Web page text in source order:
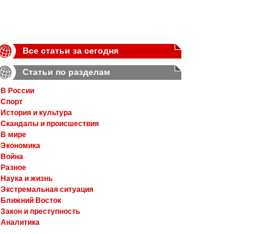
Все статьи за сегодня
Статьи по разделам
В России
Спорт
История и культура
Скандалы и происшествия
В мире
Экономика
Война
Разное
Наука и жизнь
Экстремальная ситуация
Ближний Восток
Закон и преступность
Аналитика